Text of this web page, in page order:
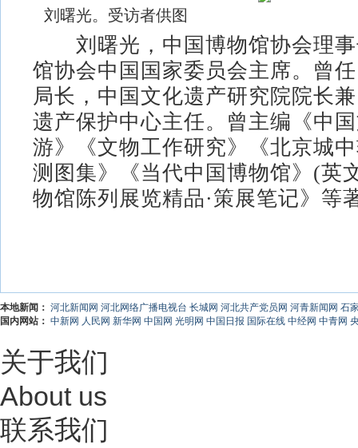
刘曙光。受访者供图
刘曙光，中国博物馆协会理
馆协会中国国家委员会主席。曾
局长，中国文化遗产研究院院长
遗产保护中心主任。曾主编《中
游》《文物工作研究》《北京城
测图集》《当代中国博物馆》(英
物馆陈列展览精品·策展笔记》等
本地新闻： 河北新闻网 河北网络广播电视台 长城网 河北共产党员网 河青新闻网 石
国内网站： 中新网 人民网 新华网 中国网 光明网 中国日报 国际在线 中经网 中青网
关于我们
About us
联系我们